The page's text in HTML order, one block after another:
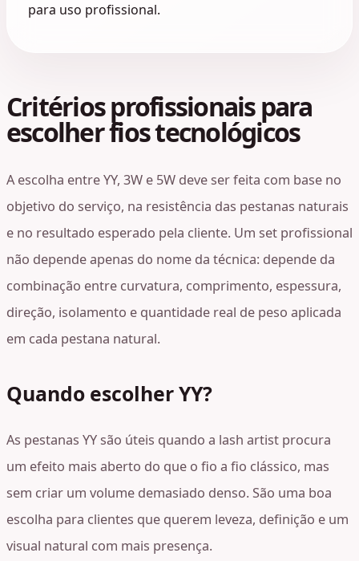
para uso profissional.
Critérios profissionais para
escolher fios tecnológicos
A escolha entre YY, 3W e 5W deve ser feita com base no
objetivo do serviço, na resistência das pestanas naturais
e no resultado esperado pela cliente. Um set profissional
não depende apenas do nome da técnica: depende da
combinação entre curvatura, comprimento, espessura,
direção, isolamento e quantidade real de peso aplicada
em cada pestana natural.
Quando escolher YY?
As pestanas YY são úteis quando a lash artist procura
um efeito mais aberto do que o fio a fio clássico, mas
sem criar um volume demasiado denso. São uma boa
escolha para clientes que querem leveza, definição e um
visual natural com mais presença.